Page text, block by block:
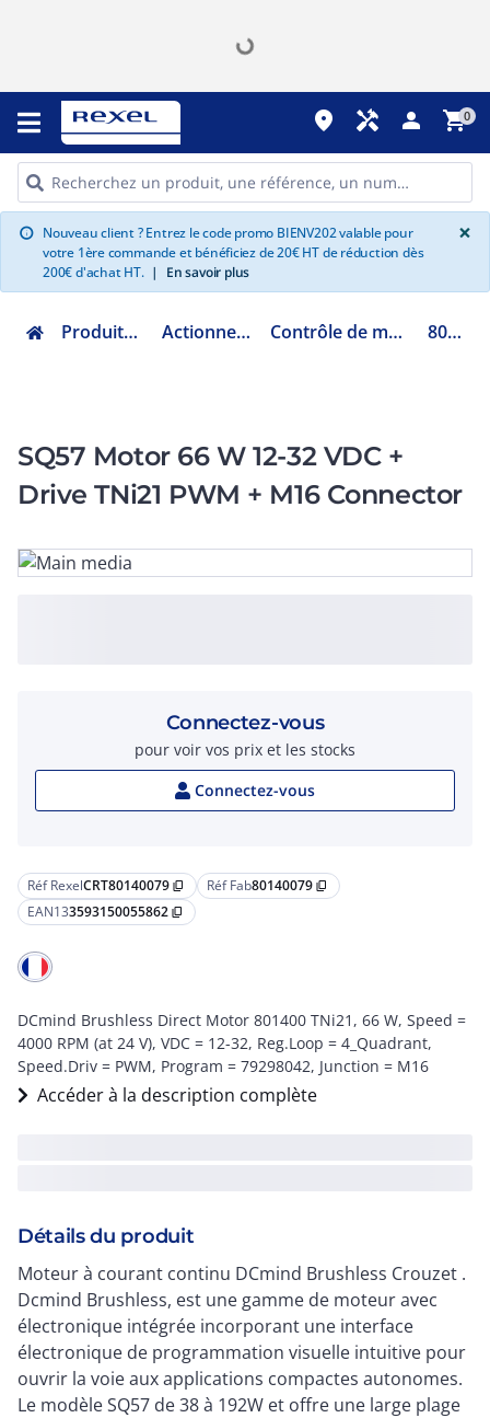
place handyman person shopping_cart0
info Nouveau client ? Entrez le code promo BIENV202 valable pour
votre 1ère commande et bénéficiez de 20€ HT de réduction dès
200€ d'achat HT. | En savoir plus
×
Produits Industriels Actionneur électrique Contrôle de mouvement motion 80140079
SQ57 Motor 66 W 12-32 VDC +
Drive TNi21 PWM + M16 Connector
Réf RexelCRT80140079 content_copy Réf Fab80140079 content_copy
EAN133593150055862 content_copy
DCmind Brushless Direct Motor 801400 TNi21, 66 W, Speed =
4000 RPM (at 24 V), VDC = 12-32, Reg.Loop = 4_Quadrant,
Speed.Driv = PWM, Program = 79298042, Junction = M16
Accéder à la description complète
Détails du produit
Moteur à courant continu DCmind Brushless Crouzet .
Dcmind Brushless, est une gamme de moteur avec
électronique intégrée incorporant une interface
électronique de programmation visuelle intuitive pour
ouvrir la voie aux applications compactes autonomes.
Le modèle SQ57 de 38 à 192W et offre une large plage
Connectez-vous
pour voir vos prix et les stocks
Connectez-vous